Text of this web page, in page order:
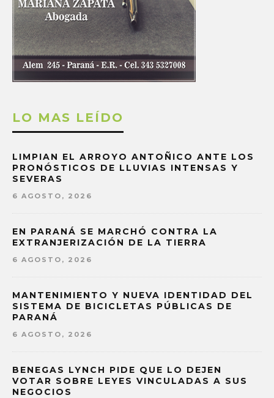
LO MAS LEÍDO
LIMPIAN EL ARROYO ANTOÑICO ANTE LOS
PRONÓSTICOS DE LLUVIAS INTENSAS Y
SEVERAS
6 AGOSTO, 2026
EN PARANÁ SE MARCHÓ CONTRA LA
EXTRANJERIZACIÓN DE LA TIERRA
6 AGOSTO, 2026
MANTENIMIENTO Y NUEVA IDENTIDAD DEL
SISTEMA DE BICICLETAS PÚBLICAS DE
PARANÁ
6 AGOSTO, 2026
BENEGAS LYNCH PIDE QUE LO DEJEN
VOTAR SOBRE LEYES VINCULADAS A SUS
NEGOCIOS